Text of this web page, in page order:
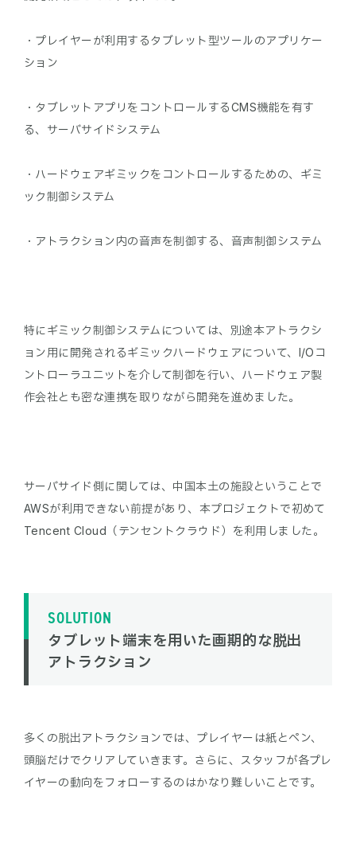
・プレイヤーが利用するタブレット型ツールのアプリケー
ション
・タブレットアプリをコントロールするCMS機能を有す
る、サーバサイドシステム
・ハードウェアギミックをコントロールするための、ギミ
ック制御システム
・アトラクション内の音声を制御する、音声制御システム
特にギミック制御システムについては、別途本アトラクシ
ョン用に開発されるギミックハードウェアについて、I/Oコ
ントローラユニットを介して制御を行い、ハードウェア製
作会社とも密な連携を取りながら開発を進めました。
サーバサイド側に関しては、中国本土の施設ということで
AWSが利用できない前提があり、本プロジェクトで初めて
SOLUTION
タブレット端末を用いた画期的な脱出
アトラクション
多くの脱出アトラクションでは、プレイヤーは紙とペン、
頭脳だけでクリアしていきます。さらに、スタッフが各プレ
イヤーの動向をフォローするのはかなり難しいことです。